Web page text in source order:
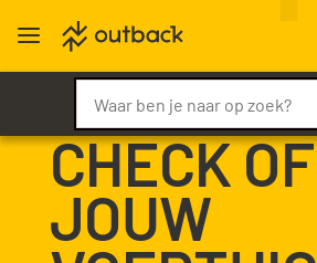
a
CHECK OF
JOUW